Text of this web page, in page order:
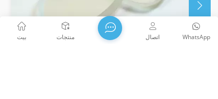
بيت منتجات WhatsApp اتصال